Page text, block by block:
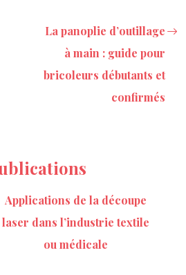
La panoplie d’outillage
à main : guide pour
bricoleurs débutants et
confirmés
Applications de la découpe
laser dans l’industrie textile
ou médicale